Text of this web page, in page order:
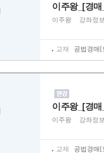
이주왕_[경
이주왕 강좌정
교재 공법경매[
이주왕_[경
이주왕 강좌정
교재 공법경매[